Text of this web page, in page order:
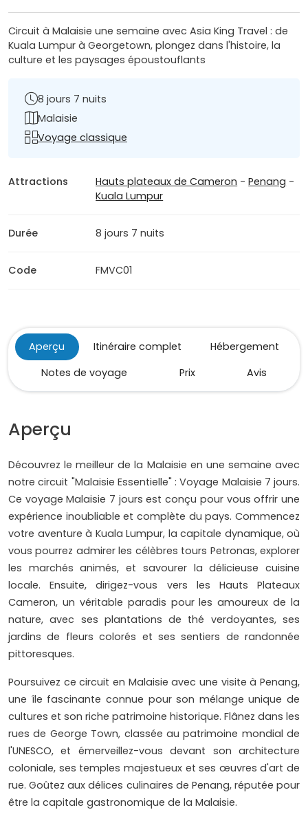
Circuit à Malaisie une semaine avec Asia King Travel : de
Kuala Lumpur à Georgetown, plongez dans l'histoire, la
culture et les paysages époustouflants
8 jours 7 nuits
Malaisie
Voyage classique
Attractions Hauts plateaux de Cameron -Penang -
Kuala Lumpur
Durée 8 jours 7 nuits
Code FMVC01
Aperçu Itinéraire complet
Hébergement
Notes de voyage
Prix Avis
Aperçu
Découvrez le meilleur de la Malaisie en une semaine avec
notre circuit "Malaisie Essentielle" : Voyage Malaisie 7 jours.
Ce voyage Malaisie 7 jours est conçu pour vous offrir une
expérience inoubliable et complète du pays. Commencez
votre aventure à Kuala Lumpur, la capitale dynamique, où
vous pourrez admirer les célèbres tours Petronas, explorer
les marchés animés, et savourer la délicieuse cuisine
locale. Ensuite, dirigez-vous vers les Hauts Plateaux
Cameron, un véritable paradis pour les amoureux de la
nature, avec ses plantations de thé verdoyantes, ses
jardins de fleurs colorés et ses sentiers de randonnée
pittoresques.
Poursuivez ce circuit en Malaisie avec une visite à Penang,
une île fascinante connue pour son mélange unique de
cultures et son riche patrimoine historique. Flânez dans les
rues de George Town, classée au patrimoine mondial de
l'UNESCO, et émerveillez-vous devant son architecture
coloniale, ses temples majestueux et ses œuvres d'art de
rue. Goûtez aux délices culinaires de Penang, réputée pour
être la capitale gastronomique de la Malaisie.